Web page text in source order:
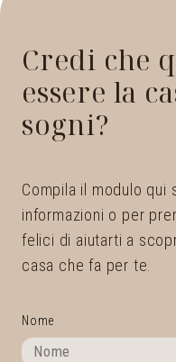
Credi che
essere la
sogni?
Compila il modulo
informazioni o per
felici di aiutarti a
casa che fa per te.
Nome